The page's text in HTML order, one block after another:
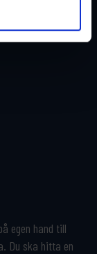
egen hand till
Du ska hitta en